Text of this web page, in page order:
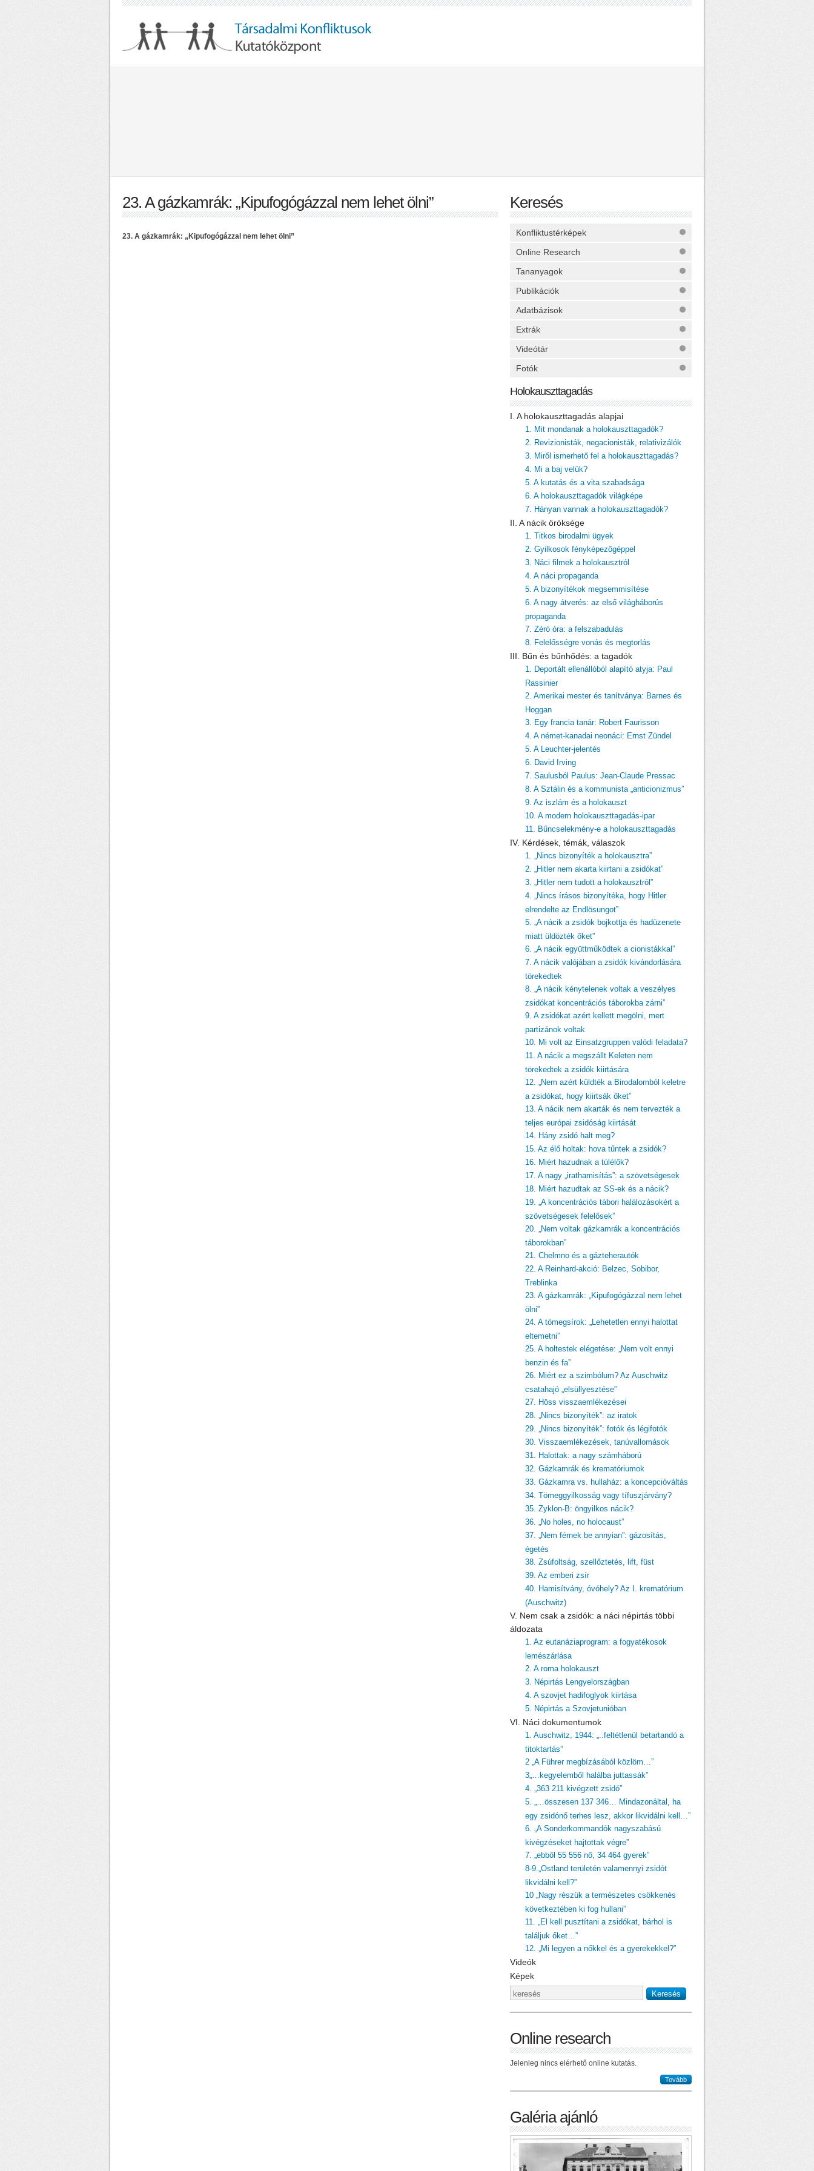
23. A gázkamrák: „Kipufogógázzal nem lehet ölni”
23. A gázkamrák: „Kipufogógázzal nem lehet ölni”
Keresés
Konfliktustérképek
Online Research
Tananyagok
Publikációk
Adatbázisok
Extrák
Videótár
Fotók
Holokauszttagadás
I. A holokauszttagadás alapjai
1. Mit mondanak a holokauszttagadók?
2. Revizionisták, negacionisták, relativizálók
3. Miről ismerhető fel a holokauszttagadás?
4. Mi a baj velük?
5. A kutatás és a vita szabadsága
6. A holokauszttagadók világképe
7. Hányan vannak a holokauszttagadók?
II. A nácik öröksége
1. Titkos birodalmi ügyek
2. Gyilkosok fényképezőgéppel
3. Náci filmek a holokausztról
4. A náci propaganda
5. A bizonyítékok megsemmisítése
6. A nagy átverés: az első világháborús
propaganda
7. Zéró óra: a felszabadulás
8. Felelősségre vonás és megtorlás
III. Bűn és bűnhődés: a tagadók
1. Deportált ellenállóból alapító atyja: Paul
Rassinier
2. Amerikai mester és tanítványa: Barnes és
Hoggan
3. Egy francia tanár: Robert Faurisson
4. A német-kanadai neonáci: Ernst Zündel
5. A Leuchter-jelentés
6. David Irving
7. Saulusból Paulus: Jean-Claude Pressac
8. A Sztálin és a kommunista „anticionizmus”
9. Az iszlám és a holokauszt
10. A modern holokauszttagadás-ipar
11. Bűncselekmény-e a holokauszttagadás
IV. Kérdések, témák, válaszok
1. „Nincs bizonyíték a holokausztra”
2. „Hitler nem akarta kiirtani a zsidókat”
3. „Hitler nem tudott a holokausztról”
4. „Nincs írásos bizonyítéka, hogy Hitler
elrendelte az Endlösungot”
5. „A nácik a zsidók bojkottja és hadüzenete
miatt üldözték őket”
6. „A nácik együttműködtek a cionistákkal”
7. A nácik valójában a zsidók kivándorlására
törekedtek
8. „A nácik kénytelenek voltak a veszélyes
zsidókat koncentrációs táborokba zárni”
9. A zsidókat azért kellett megölni, mert
partizánok voltak
10. Mi volt az Einsatzgruppen valódi feladata?
11. A nácik a megszállt Keleten nem
törekedtek a zsidók kiirtására
12. „Nem azért küldték a Birodalomból keletre
a zsidókat, hogy kiirtsák őket”
13. A nácik nem akarták és nem tervezték a
teljes európai zsidóság kiirtását
14. Hány zsidó halt meg?
15. Az élő holtak: hova tűntek a zsidók?
16. Miért hazudnak a túlélők?
17. A nagy „irathamisítás”: a szövetségesek
18. Miért hazudtak az SS-ek és a nácik?
19. „A koncentrációs tábori halálozásokért a
szövetségesek felelősek”
20. „Nem voltak gázkamrák a koncentrációs
táborokban”
21. Chelmno és a gázteherautók
22. A Reinhard-akció: Belzec, Sobibor,
Treblinka
23. A gázkamrák: „Kipufogógázzal nem lehet
ölni”
24. A tömegsírok: „Lehetetlen ennyi halottat
eltemetni”
25. A holtestek elégetése: „Nem volt ennyi
benzin és fa”
26. Miért ez a szimbólum? Az Auschwitz
csatahajó „elsüllyesztése”
27. Höss visszaemlékezései
28. „Nincs bizonyíték”: az iratok
29. „Nincs bizonyíték”: fotók és légifotók
30. Visszaemlékezések, tanúvallomások
31. Halottak: a nagy számháború
32. Gázkamrák és krematóriumok
33. Gázkamra vs. hullaház: a koncepcióváltás
34. Tömeggyilkosság vagy tífuszjárvány?
35. Zyklon-B: öngyilkos nácik?
36. „No holes, no holocaust”
37. „Nem férnek be annyian”: gázosítás,
égetés
38. Zsúfoltság, szellőztetés, lift, füst
39. Az emberi zsír
40. Hamisítvány, óvóhely? Az I. krematórium
(Auschwitz)
V. Nem csak a zsidók: a náci népirtás többi
áldozata
1. Az eutanáziaprogram: a fogyatékosok
lemészárlása
2. A roma holokauszt
3. Népirtás Lengyelországban
4. A szovjet hadifoglyok kiirtása
5. Népirtás a Szovjetunióban
VI. Náci dokumentumok
1. Auschwitz, 1944: „..feltétlenül betartandó a
titoktartás”
2 „A Führer megbízásából közlöm…”
3„…kegyelemből halálba juttassák”
4. „363 211 kivégzett zsidó”
5. „…összesen 137 346… Mindazonáltal, ha
egy zsidónő terhes lesz, akkor likvidálni kell…”
6. „A Sonderkommandók nagyszabású
kivégzéseket hajtottak végre”
7. „ebből 55 556 nő, 34 464 gyerek”
8-9.„Ostland területén valamennyi zsidót
likvidálni kell?”
10 „Nagy részük a természetes csökkenés
következtében ki fog hullani”
11. „El kell pusztítani a zsidókat, bárhol is
találjuk őket…”
12. „Mi legyen a nőkkel és a gyerekekkel?”
Videók
Képek
Online research
Jelenleg nincs elérhető online kutatás.
Tovább
Galéria ajánló